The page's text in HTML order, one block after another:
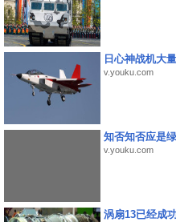
日心神战机大
v.youku.com
知否知否应是
v.youku.com
涡扇13已经成